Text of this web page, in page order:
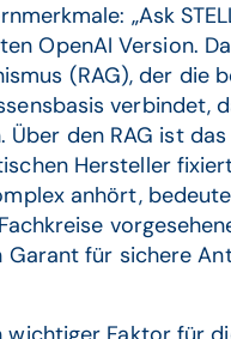
„Ask
OpenAI Version.
(RAG), der die
verbindet,
den RAG ist das
Hersteller
anhört,
Garant für sichere